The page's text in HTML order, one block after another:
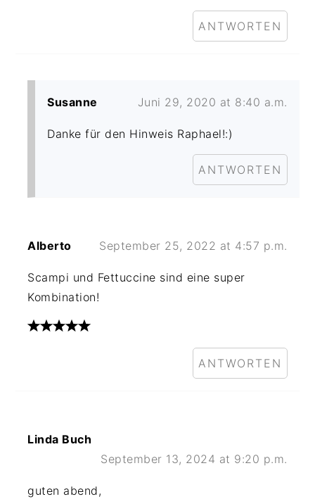
ANTWORTEN
Susanne Juni 29, 2020 at 8:40 a.m.
Danke für den Hinweis Raphael!:)
ANTWORTEN
Alberto September 25, 2022 at 4:57 p.m.
Scampi und Fettuccine sind eine super
Kombination!
ANTWORTEN
Linda Buch
September 13, 2024 at 9:20 p.m.
guten abend,